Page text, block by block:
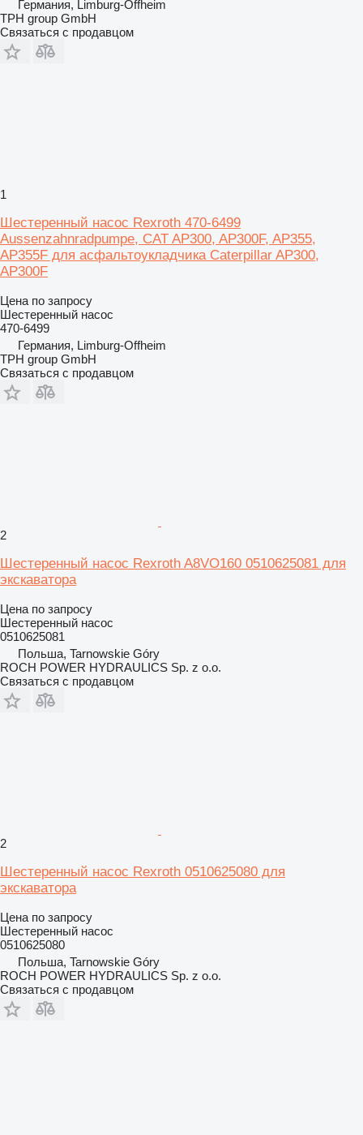
Германия, Limburg-Offheim
TPH group GmbH
Связаться с продавцом
1
Шестеренный насос Rexroth 470-6499
Aussenzahnradpumpe, CAT AP300, AP300F, AP355,
AP355F для асфальтоукладчика Caterpillar AP300,
AP300F
Цена по запросу
Шестеренный насос
470-6499
Германия, Limburg-Offheim
TPH group GmbH
Связаться с продавцом
2
Шестеренный насос Rexroth A8VO160 0510625081 для
экскаватора
Цена по запросу
Шестеренный насос
0510625081
Польша, Tarnowskie Góry
ROCH POWER HYDRAULICS Sp. z o.o.
Связаться с продавцом
2
Шестеренный насос Rexroth 0510625080 для
экскаватора
Цена по запросу
Шестеренный насос
0510625080
Польша, Tarnowskie Góry
ROCH POWER HYDRAULICS Sp. z o.o.
Связаться с продавцом